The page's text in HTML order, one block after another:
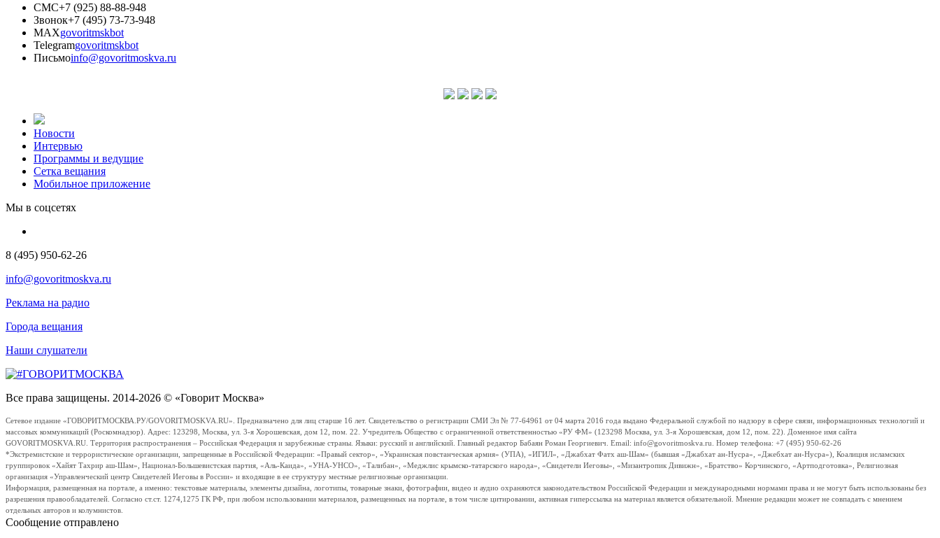
СМС+7 (925) 88-88-948
Звонок+7 (495) 73-73-948
MAXgovoritmskbot
Telegramgovoritmskbot
Письмоinfo@govoritmoskva.ru
Новости
Интервью
Программы и ведущие
Сетка вещания
Мобильное приложение
Мы в соцсетях
8 (495) 950-62-26
info@govoritmoskva.ru
Реклама на радио
Города вещания
Наши слушатели
Все права защищены. 2014-2026 © «Говорит Москва»
Сетевое издание «ГОВОРИТМОСКВА.РУ/GOVORITMOSKVA.RU». Предназначено для лиц старше 16 лет. Свидетельство о регистрации СМИ Эл № 77-64961 от 04 марта 2016 года выдано Федеральной службой по надзору в сфере связи, информационных технологий и
массовых коммуникаций (Роскомнадзор). Адрес: 123298, Москва, ул. 3-я Хорошевская, дом 12, пом. 22. Учредитель Общество с ограниченной ответственностью «РУ ФМ» (123298 Москва, ул. 3-я Хорошевская, дом 12, пом. 22). Доменное имя сайта
GOVORITMOSKVA.RU. Территория распространения – Российская Федерация и зарубежные страны. Языки: русский и английский. Главный редактор Бабаян Роман Георгиевич. Email: info@govoritmoskva.ru. Номер телефона: +7 (495) 950-62-26
*Экстремистские и террористические организации, запрещенные в Российской Федерации: «Правый сектор», «Украинская повстанческая армия» (УПА), «ИГИЛ», «Джабхат Фатх аш-Шам» (бывшая «Джабхат ан-Нусра», «Джебхат ан-Нусра»), Коалиция исламских
группировок «Хайят Тахрир аш-Шам», Национал-Большевистская партия, «Аль-Каида», «УНА-УНСО», «Талибан», «Меджлис крымско-татарского народа», «Свидетели Иеговы», «Мизантропик Дивижн», «Братство» Корчинского, «Артподготовка», Религиозная
организация «Управленческий центр Свидетелей Иеговы в России» и входящие в ее структуру местные религиозные организации.
Информация, размещенная на портале, а именно: текстовые материалы, элементы дизайна, логотипы, товарные знаки, фотографии, видео и аудио охраняются законодательством Российской Федерации и международными нормами права и не могут быть использованы без
разрешения правообладателей. Согласно ст.ст. 1274,1275 ГК РФ, при любом использовании материалов, размещенных на портале, в том числе цитировании, активная гиперссылка на материал является обязательной. Мнение редакции может не совпадать с мнением
отдельных авторов и колумнистов.
Сообщение отправлено